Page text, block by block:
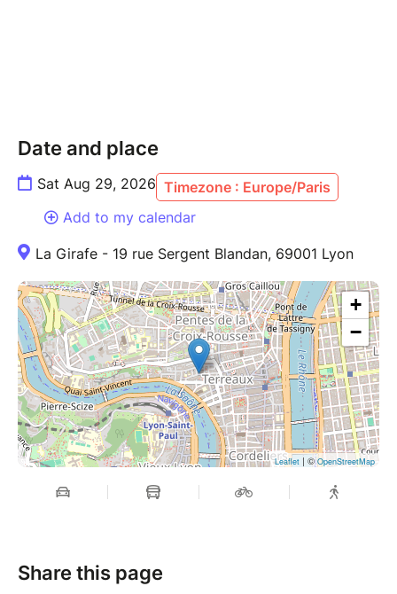
transition.
Date and place
Sat Aug 29, 2026 Timezone : Europe/Paris
Add to my calendar
La Girafe - 19 rue Sergent Blandan, 69001 Lyon
+
−
Leaflet | ©OpenStreetMap
Share this page